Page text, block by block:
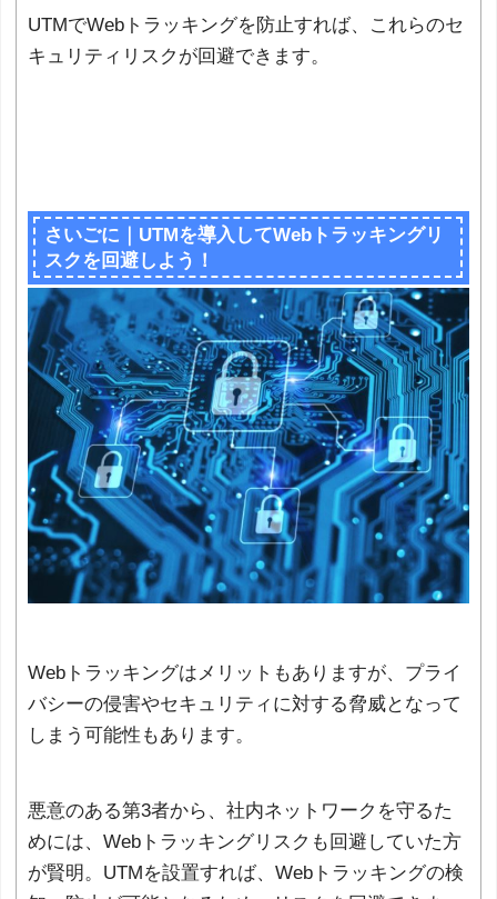
UTMでWebトラッキングを防止すれば、これらのセ
キュリティリスクが回避できます。
さいごに｜UTMを導入してWebトラッキングリ
スクを回避しよう！
Webトラッキングはメリットもありますが、プライ
バシーの侵害やセキュリティに対する脅威となって
しまう可能性もあります。
悪意のある第3者から、社内ネットワークを守るた
めには、Webトラッキングリスクも回避していた方
が賢明。UTMを設置すれば、Webトラッキングの検